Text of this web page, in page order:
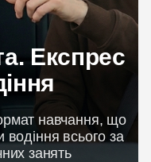
Експрес
навчання, що
всього за
занять